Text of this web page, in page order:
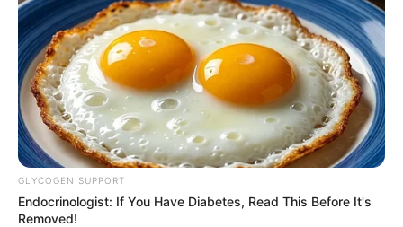
GLYCOGEN SUPPORT
Endocrinologist: If You Have Diabetes, Read This Before It's
Removed!